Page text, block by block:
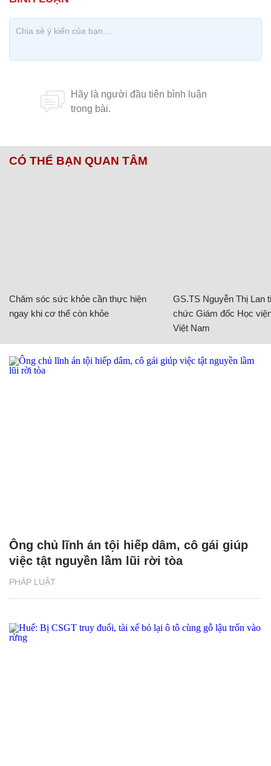
CÓ THỂ BẠN QUAN TÂM
Chăm sóc sức khỏe cần thực hiện
ngay khi cơ thể còn khỏe
GS.TS Nguyễn Thị Lan
chức Giám đốc Học
Việt Nam
PHÁP LUẬT
Ông chủ lĩnh án tội hiếp dâm, cô gái giúp
việc tật nguyền lầm lũi rời tòa